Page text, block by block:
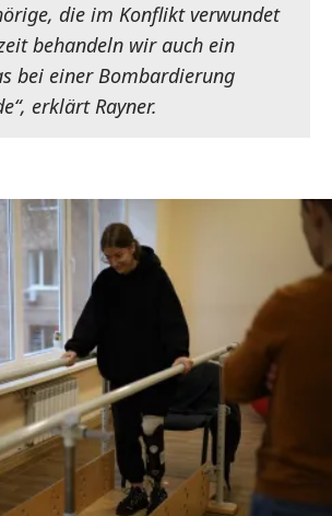
die im Konflikt verwundet
behandeln wir auch ein
bei einer Bombardierung
erklärt Rayner.